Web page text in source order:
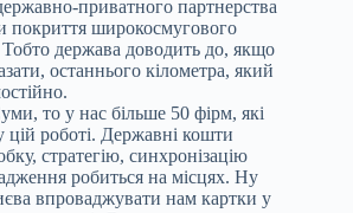
приватного партнерства
покриття широкосмугового
держава доводить до, якщо
останнього кілометра, який
то у нас більше 50 фірм, які
цій роботі. Державні кошти
стратегію, синхронізацію
робиться на місцях. Ну
впроваджувати нам картки у